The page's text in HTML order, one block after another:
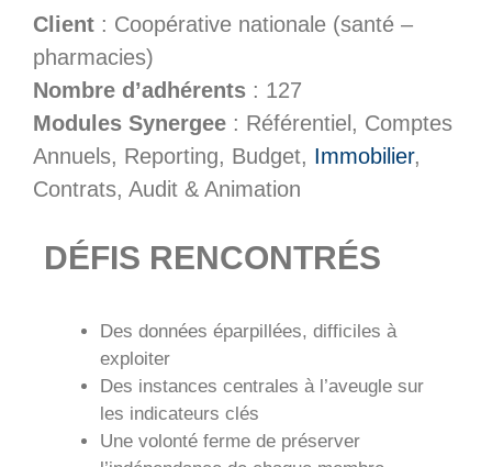
Client : Coopérative nationale (santé –
pharmacies)
Nombre d’adhérents : 127
Modules Synergee : Référentiel, Comptes
Annuels, Reporting, Budget, Immobilier,
Contrats, Audit & Animation
DÉFIS RENCONTRÉS
Des données éparpillées, difficiles à
exploiter
Des instances centrales à l’aveugle sur
les indicateurs clés
Une volonté ferme de préserver